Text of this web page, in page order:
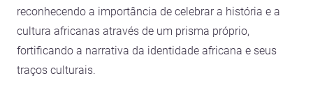
reconhecendo a importância de celebrar a história e a
cultura africanas através de um prisma próprio,
fortificando a narrativa da identidade africana e seus
traços culturais.